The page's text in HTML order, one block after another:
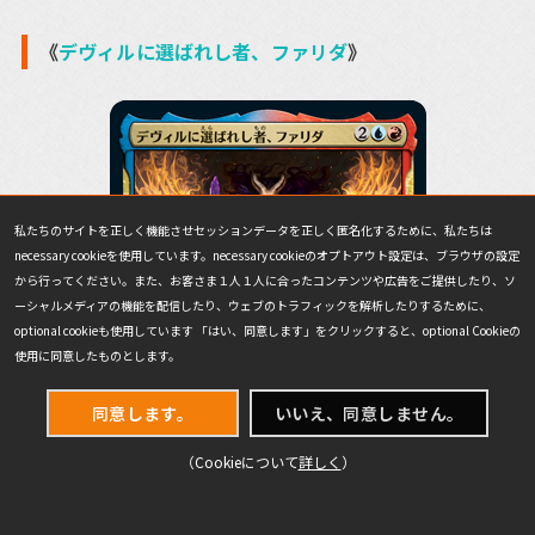
《デヴィルに選ばれし者、ファリダ》
私たちのサイトを正しく機能させセッションデータを正しく匿名化するために、私たちは
necessary cookieを使用しています。necessary cookieのオプトアウト設定は、ブラウザの設定
から行ってください。また、お客さま１人１人に合ったコンテンツや広告をご提供したり、ソ
ーシャルメディアの機能を配信したり、ウェブのトラフィックを解析したりするために、
optional cookieも使用しています 「はい、同意します」をクリックすると、optional Cookieの
使用に同意したものとします。
同意します。 いいえ、同意しません。
（Cookieについて詳しく ）